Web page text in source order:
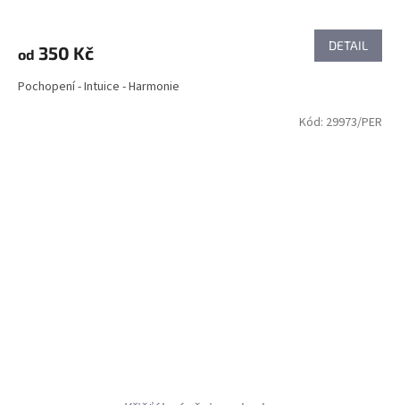
od 350 Kč DETAIL
Pochopení - Intuice - Harmonie
Kód: 29973/PER